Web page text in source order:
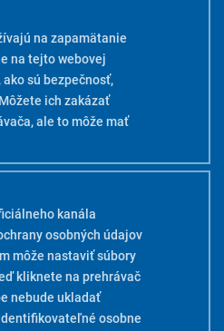
VIAC
na zapamätanie
na tejto webovej
sú bezpečnosť,
ich zakázať
ale to môže mať
kanála
osobných údajov
môže nastaviť súbory
kliknete na prehrávač
nebude ukladať
osobne